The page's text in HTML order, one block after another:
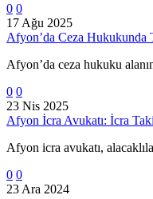
0 0
17 Ağu 2025
Afyon’da Ceza
Afyon’da ceza hukuku
0 0
23 Nis 2025
Afyon İcra Avukatı: İcra
Afyon icra avukatı,
0 0
23 Ara 2024